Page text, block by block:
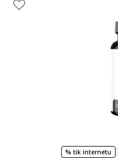
% tik internetu